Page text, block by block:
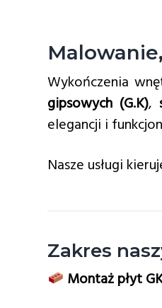
Wykończenia
gipsowych (G.K),
elegancji i
Nasze usługi
Zakres
Montaż płyt